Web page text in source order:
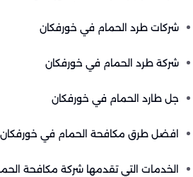
شركات طرد الحمام في خورفكان
شركة طرد الحمام في خورفكان
جل طارد الحمام في خورفكان
افضل طرق مكافحة الحمام في خورفكان
الخدمات التي تقدمها شركة مكافحة